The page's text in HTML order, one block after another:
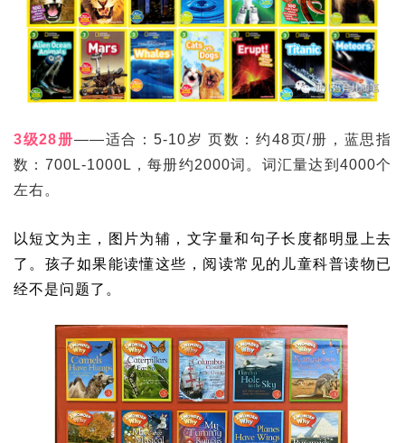
3级28册——适合：5-10岁 页数：约48页/册，蓝思指
数：700L-1000L，每册约2000词。词汇量达到4000个
左右。
以短文为主，图片为辅，文字量和句子长度都明显上去
了。孩子如果能读懂这些，阅读常见的儿童科普读物已
经不是问题了。